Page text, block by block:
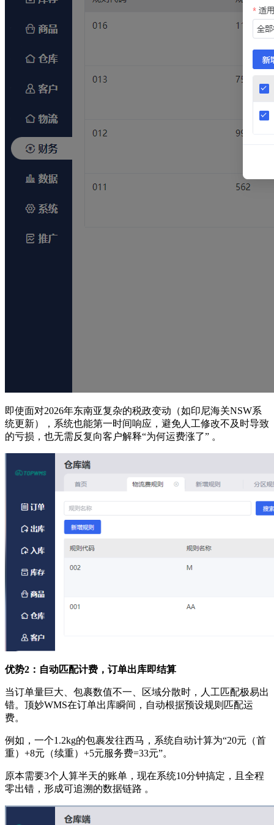
即使面对2026年东南亚复杂的税政变动（如印尼海关NSW系
统更新），系统也能第一时间响应，避免人工修改不及时导致
的亏损，也无需反复向客户解释“为何运费涨了” 。
优势2：自动匹配计费，订单出库即结算
当订单量巨大、包裹数值不一、区域分散时，人工匹配极易出
错。顶妙WMS在订单出库瞬间，自动根据预设规则匹配运
费。
例如，一个1.2kg的包裹发往西马，系统自动计算为“20元（首
重）+8元（续重）+5元服务费=33元”。
原本需要3个人算半天的账单，现在系统10分钟搞定，且全程
零出错，形成可追溯的数据链路 。